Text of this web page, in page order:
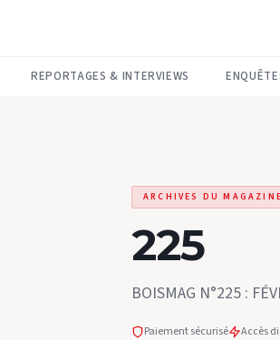
REPORTAGES & INTERVIEWS
ARCHIVES DU MAGAZINE
225
BOISMAG N°225 :
Paiement sécurisé Accès